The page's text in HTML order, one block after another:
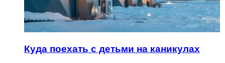
Куда поехать с детьми на каникулах